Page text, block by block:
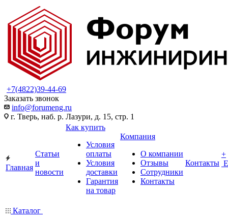
+7(4822)39-44-69
Заказать звонок
info@forumeng.ru
г. Тверь, наб. р. Лазури, д. 15, стр. 1
Главная
Статьи
и
новости
Как купить
Условия
оплаты
Условия
доставки
Гарантия
на товар
Компания
О компании
Отзывы
Сотрудники
Контакты
Контакты
+
Каталог